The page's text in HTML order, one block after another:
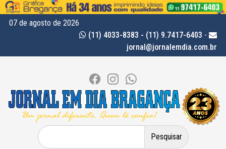
07 de agosto de 2026
(11) 4033-8383 - (11) 9.7417-6403 -
jornal@jornalemdia.com.br
Pesquisar
por: